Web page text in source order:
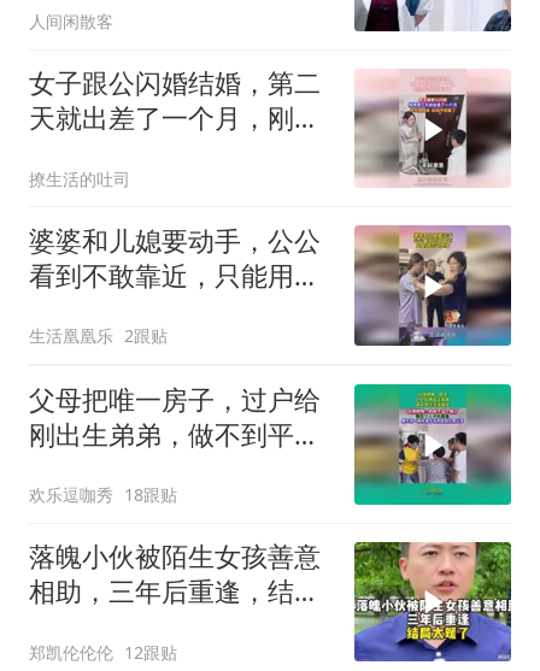
人间闲散客
女子跟公闪婚结婚，第二
天就出差了一个月，刚回
撩生活的吐司
婆婆和儿媳要动手，公公
看到不敢靠近，只能用言
生活凰凰乐 2跟贴
父母把唯一房子，过户给
刚出生弟弟，做不到平等
欢乐逗咖秀 18跟贴
落魄小伙被陌生女孩善意
相助，三年后重逢，结局
郑凯伦伦伦 12跟贴